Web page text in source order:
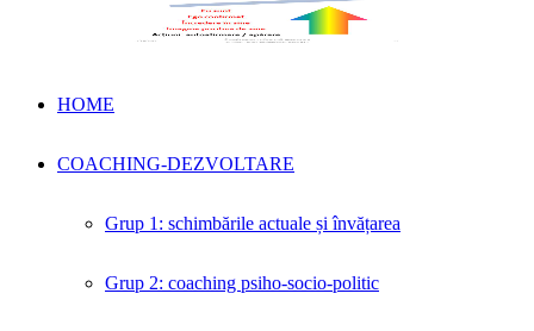
HOME
COACHING-DEZVOLTARE
Grup 1: schimbările actuale și învățarea
Grup 2: coaching psiho-socio-politic